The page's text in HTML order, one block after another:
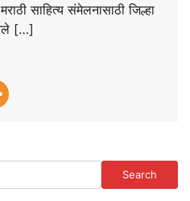
साहित्य संमेलनासाठी जिल्हा
[…]
Search